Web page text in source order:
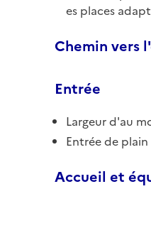
es places
Chemin vers
Entrée
Largeur d'au
Entrée de
Accueil et